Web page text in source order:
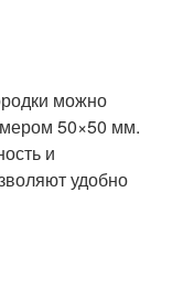
можно
50×50 мм.
и
удобно